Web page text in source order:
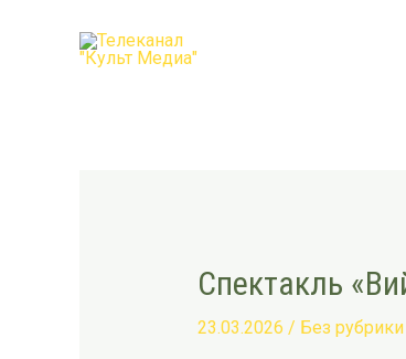
Спектакль
23.03.2026 / Без рубрики
navigation